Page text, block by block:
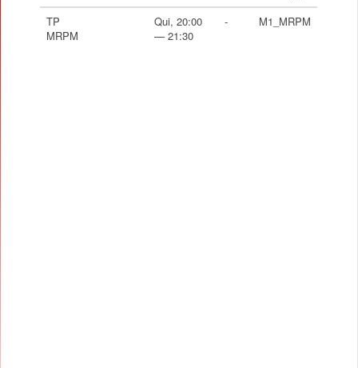
TP
MRPM
Qui, 20:00
— 21:30
- M1_MRPM